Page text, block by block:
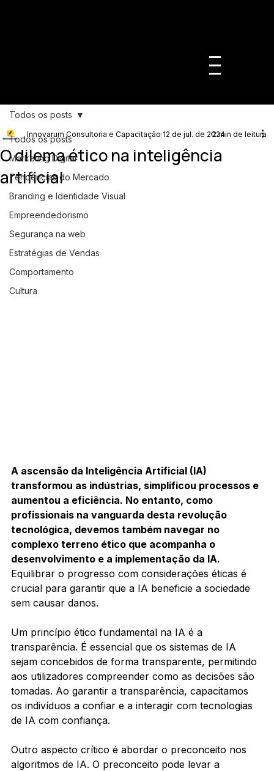
Todos os posts
Marketing Digital
Tendências do Mercado
Branding e Identidade Visual
Empreendedorismo
Segurança na web
Estratégias de Vendas
Comportamento
Cultura
Todos os posts
O dilema ético na inteligência
artificial
Innovarum Consultoria e Capacitação 12 de jul. de 20242 min de leitura
A ascensão da Inteligência Artificial (IA)
transformou as indústrias, simplificou processos e
aumentou a eficiência. No entanto, como
profissionais na vanguarda desta revolução
tecnológica, devemos também navegar no
complexo terreno ético que acompanha o
desenvolvimento e a implementação da IA.
Equilibrar o progresso com considerações éticas é
crucial para garantir que a IA beneficie a sociedade
sem causar danos.
Um princípio ético fundamental na IA é a
transparência. É essencial que os sistemas de IA
sejam concebidos de forma transparente, permitindo
aos utilizadores compreender como as decisões são
tomadas. Ao garantir a transparência, capacitamos
os indivíduos a confiar e a interagir com tecnologias
de IA com confiança.
Outro aspecto crítico é abordar o preconceito nos
algoritmos de IA. O preconceito pode levar a